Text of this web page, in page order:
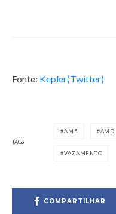
Fonte: Kepler(Twitter)
TAGS
AM5 AMD
VAZAMENTO
COMPARTILHAR